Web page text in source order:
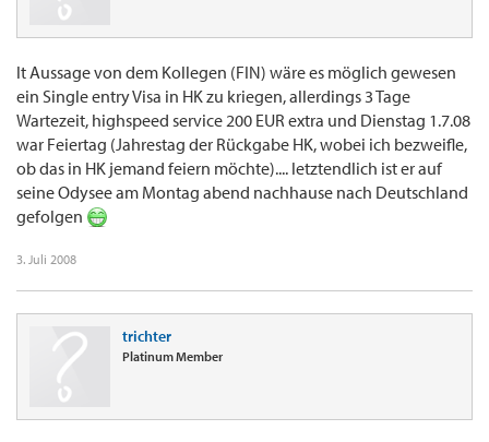
lt Aussage von dem Kollegen (FIN) wäre es möglich gewesen
ein Single entry Visa in HK zu kriegen, allerdings 3 Tage
Wartezeit, highspeed service 200 EUR extra und Dienstag 1.7.08
war Feiertag (Jahrestag der Rückgabe HK, wobei ich bezweifle,
ob das in HK jemand feiern möchte).... letztendlich ist er auf
seine Odysee am Montag abend nachhause nach Deutschland
gefolgen
3. Juli 2008
trichter
Platinum Member